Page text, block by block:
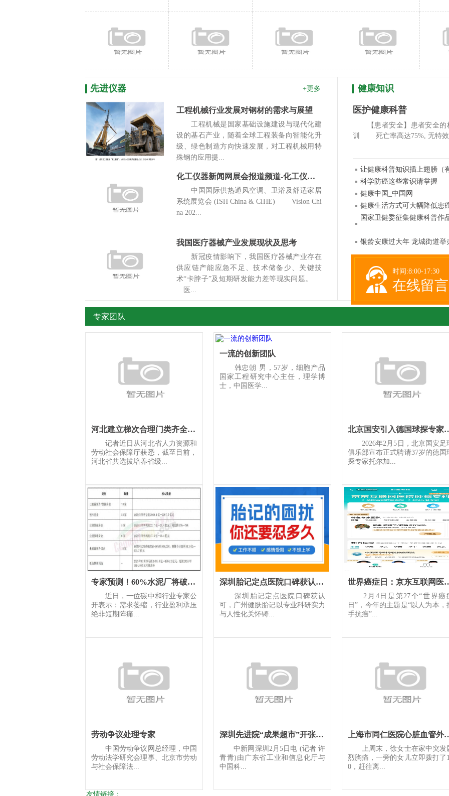
先进仪器 +更多
工程机械行业发展对钢材的需求与展望
工程机械是国家基础设施建设与现代化建
设的基石产业，随着全球工程装备向智能化升
级、绿色制造方向快速发展，对工程机械用特
殊钢的应用提...
化工仪器新闻网展会报道频道-化工仪器网
中国国际供热通风空调、卫浴及舒适家居
系统展览会 (ISH China & CIHE) Vision Chi
na 202...
我国医疗器械产业发展现状及思考
新冠疫情影响下，我国医疗器械产业存在
供应链产能应急不足、技术储备少、关键技
术“卡脖子”及短期研发能力差等现实问题。
医...
健康知识
医护健康科普
【患者安全】患者安全的标
训 死亡率高达75%, 无特效
让健康科普知识插上翅膀（
科学防癌这些常识请掌握
健康中国_中国网
健康生活方式可大幅降低患
国家卫健委征集健康科普作
银龄安康过大年 龙城街道举
时间:8:00-17:30
在线留言
专家团队
河北建立梯次合理门类齐全专家队伍
记者近日从河北省人力资源和
劳动社会保障厅获悉，截至目前，
河北省共选拔培养省级...
一流的创新团队
韩忠朝 男，57岁，细胞产品
国家工程研究中心主任，理学博
士，中国医学...
北京国安引入德国
2026年2月5日，北京国安足
俱乐部宣布正式聘请37岁的德国
探专家托尔加...
专家预测！60%水泥厂将破产退出！
近日，一位碳中和行业专家公
开表示：需求萎缩，行业盈利承压
绝非短期阵痛...
深圳胎记定点医院口碑获认可广州健肤胎记以专业科研实力与人性化
深圳胎记定点医院口碑获认
可，广州健肤胎记以专业科研实力
与人性化关怀铸...
世界癌症日：京东互联网医
2月4日是第27个“世界癌
日”，今年的主题是“以人为本，
手抗癌”...
劳动争议处理专家
中国劳动争议网总经理，中国
劳动法学研究会理事、北京市劳动
与社会保障法...
深圳先进院“成果超市”开张 专家团队现场“摆摊”
中新网深圳2月5日电 (记者 许
青青)由广东省工业和信息化厅与
中国科...
上海市同仁医
上周末，徐女士在家中突发
烈胸痛，一旁的女儿立即拨打了
0，赶往离...
友情链接：